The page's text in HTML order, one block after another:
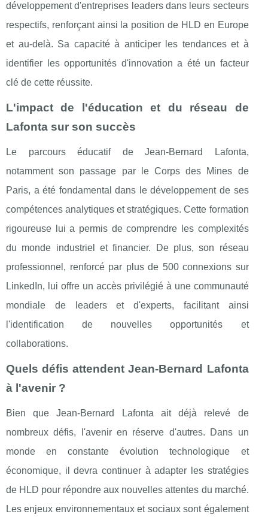
développement d'entreprises leaders dans leurs secteurs
respectifs, renforçant ainsi la position de HLD en Europe
et au-delà. Sa capacité à anticiper les tendances et à
identifier les opportunités d'innovation a été un facteur
clé de cette réussite.
L'impact de l'éducation et du réseau de
Lafonta sur son succès
Le parcours éducatif de Jean-Bernard Lafonta,
notamment son passage par le Corps des Mines de
Paris, a été fondamental dans le développement de ses
compétences analytiques et stratégiques. Cette formation
rigoureuse lui a permis de comprendre les complexités
du monde industriel et financier. De plus, son réseau
professionnel, renforcé par plus de 500 connexions sur
LinkedIn, lui offre un accès privilégié à une communauté
mondiale de leaders et d'experts, facilitant ainsi
l'identification de nouvelles opportunités et
collaborations.
Quels défis attendent Jean-Bernard Lafonta
à l'avenir ?
Bien que Jean-Bernard Lafonta ait déjà relevé de
nombreux défis, l'avenir en réserve d'autres. Dans un
monde en constante évolution technologique et
économique, il devra continuer à adapter les stratégies
de HLD pour répondre aux nouvelles attentes du marché.
Les enjeux environnementaux et sociaux sont également